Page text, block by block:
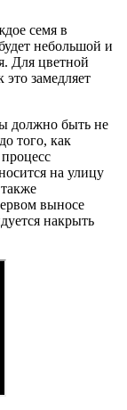
семя в
небольшой и
Для цветной
замедляет
должно быть не
того, как
на улицу
выносе
накрыть